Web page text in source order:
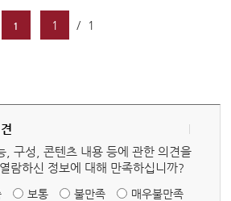
1 1 / 1
, 구성, 콘텐츠 내용 등에 관한 의견을
람하신 정보에 대해 만족하십니까?
보통 불만족 매우불만족